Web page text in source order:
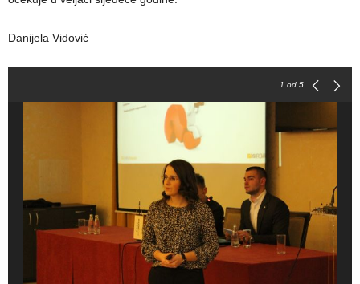
Danijela Vidović
1 od 5